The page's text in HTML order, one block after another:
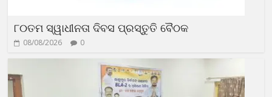
୮୦ତମ ସ୍ୱାଧୀନତା ଦିବସ ପ୍ରସ୍ତୁତି ବୈଠକ
08/08/2026 0